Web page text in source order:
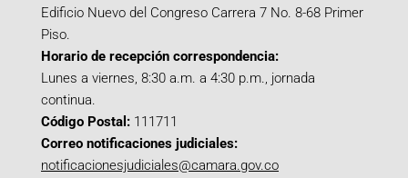
Edificio Nuevo del Congreso Carrera 7 No. 8-68 Primer
Piso.
Horario de recepción correspondencia:
Lunes a viernes, 8:30 a.m. a 4:30 p.m., jornada
continua.
Código Postal: 111711
Correo notificaciones judiciales:
notificacionesjudiciales@camara.gov.co